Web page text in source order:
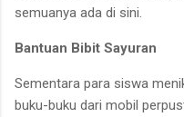
semuanya ada di sini.
Bantuan Bibit Sayuran
Sementara para siswa
buku-buku dari mobil